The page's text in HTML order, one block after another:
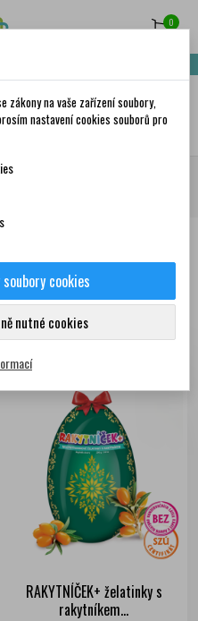
0
dopravu zdarma!
✦AI
a minerály
podle: První nové produkty
RAKYTNÍČEK+ želatinky s
rakytníkem...
zákony na vaše zařízení soubory,
nastavení cookies souborů pro
cookies
nutné cookies